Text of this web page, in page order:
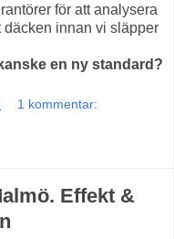
för att analysera
innan vi släpper
en ny standard?
1 kommentar:
Effekt &